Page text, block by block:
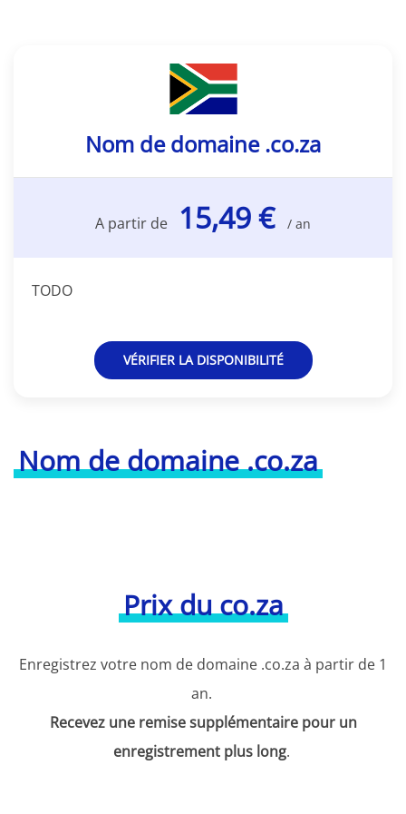
Nom de domaine .co.za
Nom de domaine .co.za
A partir de 15,49 € / an
TODO
VÉRIFIER LA DISPONIBILITÉ
Prix du co.za
Enregistrez votre nom de domaine .co.za à partir de 1
an.
Recevez une remise supplémentaire pour un
enregistrement plus long.